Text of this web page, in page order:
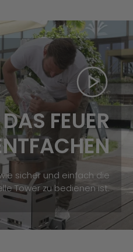
DAS FEUER
sicher und einfach die
Tower zu bedienen ist.